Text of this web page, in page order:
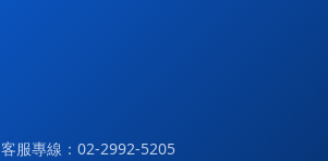
客服專線：02-2992-5205